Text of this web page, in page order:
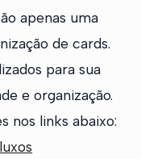
apenas uma
de cards.
para sua
e organização.
nos links abaixo: